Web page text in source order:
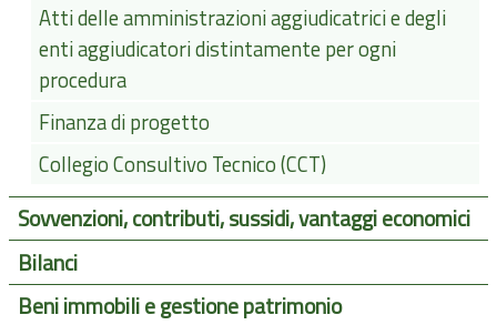
Atti delle amministrazioni aggiudicatrici e degli
enti aggiudicatori distintamente per ogni
procedura
Finanza di progetto
Collegio Consultivo Tecnico (CCT)
Sovvenzioni, contributi, sussidi, vantaggi economici
Bilanci
Beni immobili e gestione patrimonio